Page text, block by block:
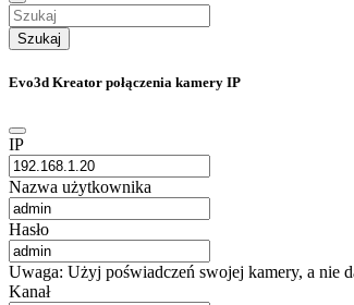
Szukaj
Evo3d Kreator połączenia kamery IP
IP
Nazwa użytkownika
Hasło
Uwaga: Użyj poświadczeń swojej kamery, a nie
Kanał